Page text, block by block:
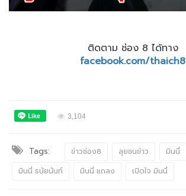
ติดตาม ช่อง 8 ได้ทาง
facebook.com/thaich8
3,104
Tags: ข่าวช่อง8 ลุยชนข่าว มินนี่
มินนี่ ธนัยนันท์
มินนี่ แถลง เปิดใจ มินนี่